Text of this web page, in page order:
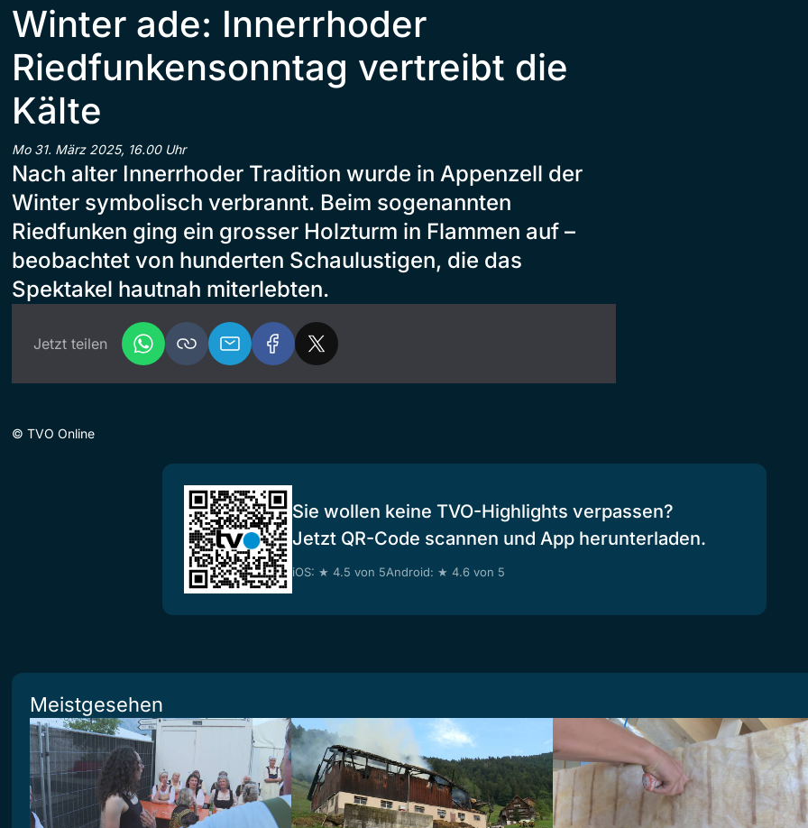
Winter ade: Innerrhoder
Riedfunkensonntag vertreibt die
Kälte
Mo 31. März 2025, 16.00 Uhr
Nach alter Innerrhoder Tradition wurde in Appenzell der
Winter symbolisch verbrannt. Beim sogenannten
Riedfunken ging ein grosser Holzturm in Flammen auf –
beobachtet von hunderten Schaulustigen, die das
Spektakel hautnah miterlebten.
Jetzt teilen
© TVO Online
Sie wollen keine TVO-Highlights verpassen?
Jetzt QR-Code scannen und App herunterladen.
iOS: ★ 4.5 von 5Android: ★ 4.6 von 5
Meistgesehen